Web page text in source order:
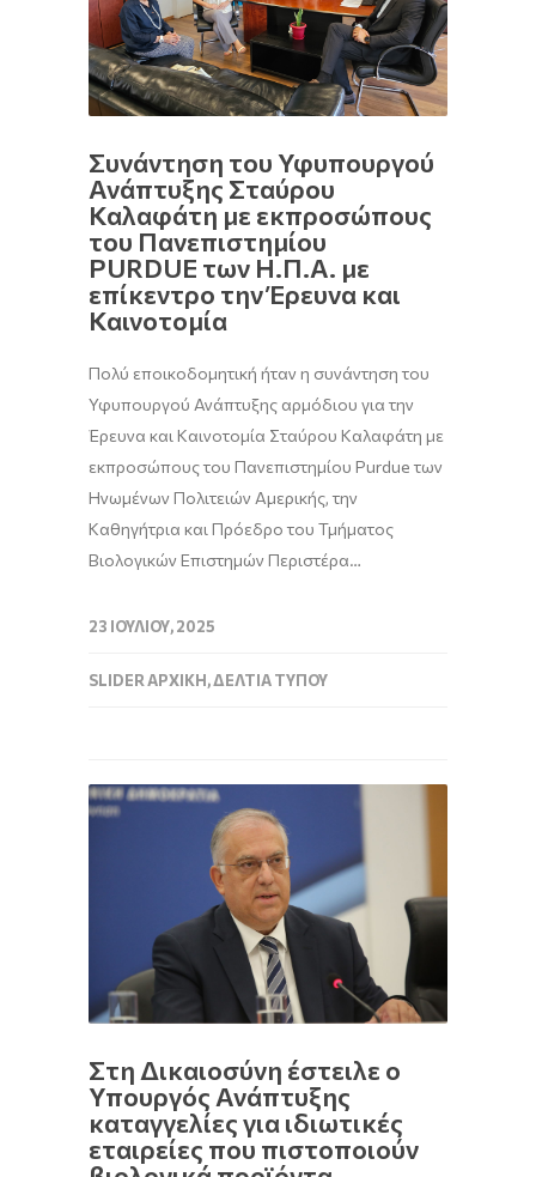
Συνάντηση του Υφυπουργού
Ανάπτυξης Σταύρου
Καλαφάτη με εκπροσώπους
του Πανεπιστημίου
PURDUE των Η.Π.Α. με
επίκεντρο την Έρευνα και
Καινοτομία
Πολύ εποικοδομητική ήταν η συνάντηση του
Υφυπουργού Ανάπτυξης αρμόδιου για την
Έρευνα και Καινοτομία Σταύρου Καλαφάτη με
εκπροσώπους του Πανεπιστημίου Purdue των
Ηνωμένων Πολιτειών Αμερικής, την
Καθηγήτρια και Πρόεδρο του Τμήματος
Βιολογικών Επιστημών Περιστέρα…
23 ΙΟΥΛΊΟΥ, 2025
SLIDER ΑΡΧΙΚΉ,ΔΕΛΤΊΑ ΤΎΠΟΥ
Στη Δικαιοσύνη έστειλε ο
Υπουργός Ανάπτυξης
καταγγελίες για ιδιωτικές
εταιρείες που πιστοποιούν